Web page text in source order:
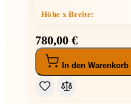
Höhe x Breite:
780,00 €
In den Warenkorb